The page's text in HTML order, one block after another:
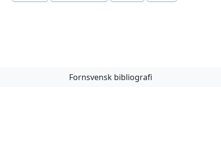
Fornsvensk bibliografi